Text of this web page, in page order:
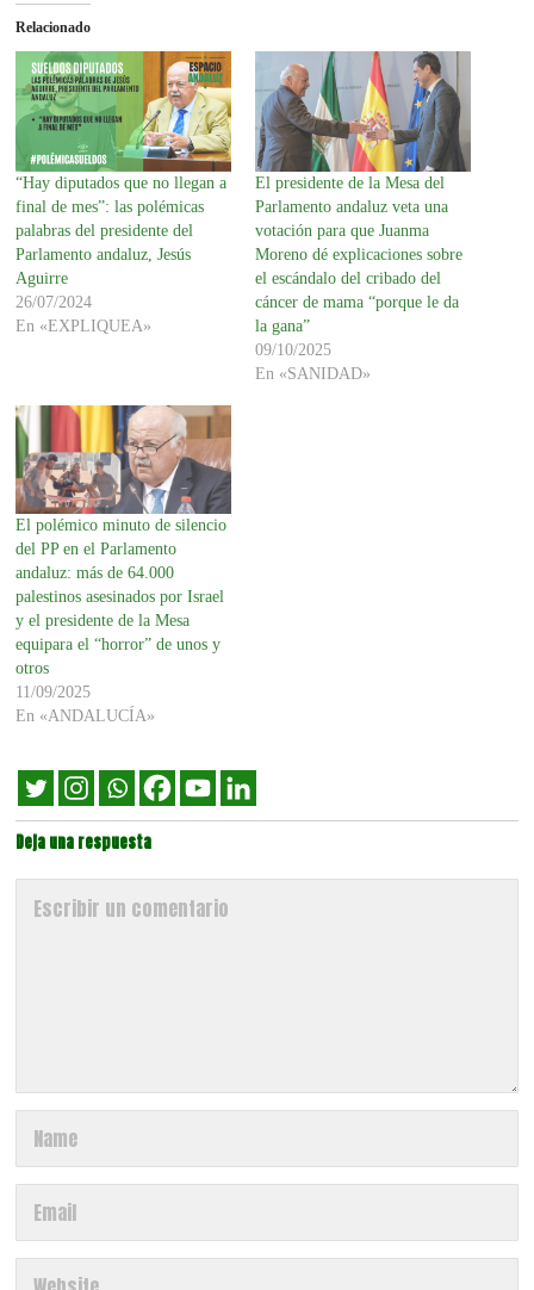
Relacionado
“Hay diputados que no llegan a
final de mes”: las polémicas
palabras del presidente del
Parlamento andaluz, Jesús
Aguirre
26/07/2024
En «EXPLIQUEA»
El presidente de la Mesa del
Parlamento andaluz veta una
votación para que Juanma
Moreno dé explicaciones sobre
el escándalo del cribado del
cáncer de mama “porque le da
la gana”
09/10/2025
En «SANIDAD»
El polémico minuto de silencio
del PP en el Parlamento
andaluz: más de 64.000
palestinos asesinados por Israel
y el presidente de la Mesa
equipara el “horror” de unos y
otros
11/09/2025
En «ANDALUCÍA»
Deja una respuesta